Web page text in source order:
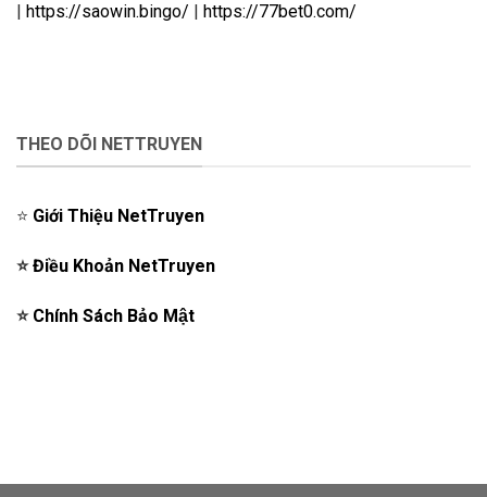
https://saowin.bingo/ https://77bet0.com/
THEO DÕI NETTRUYEN
⭐️ Giới Thiệu NetTruyen
⭐️Điều Khoản NetTruyen
⭐️ Chính Sách Bảo Mật